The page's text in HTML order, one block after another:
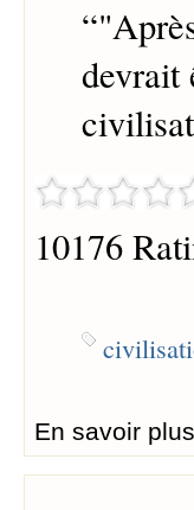
“
devrait
10176
En savoir